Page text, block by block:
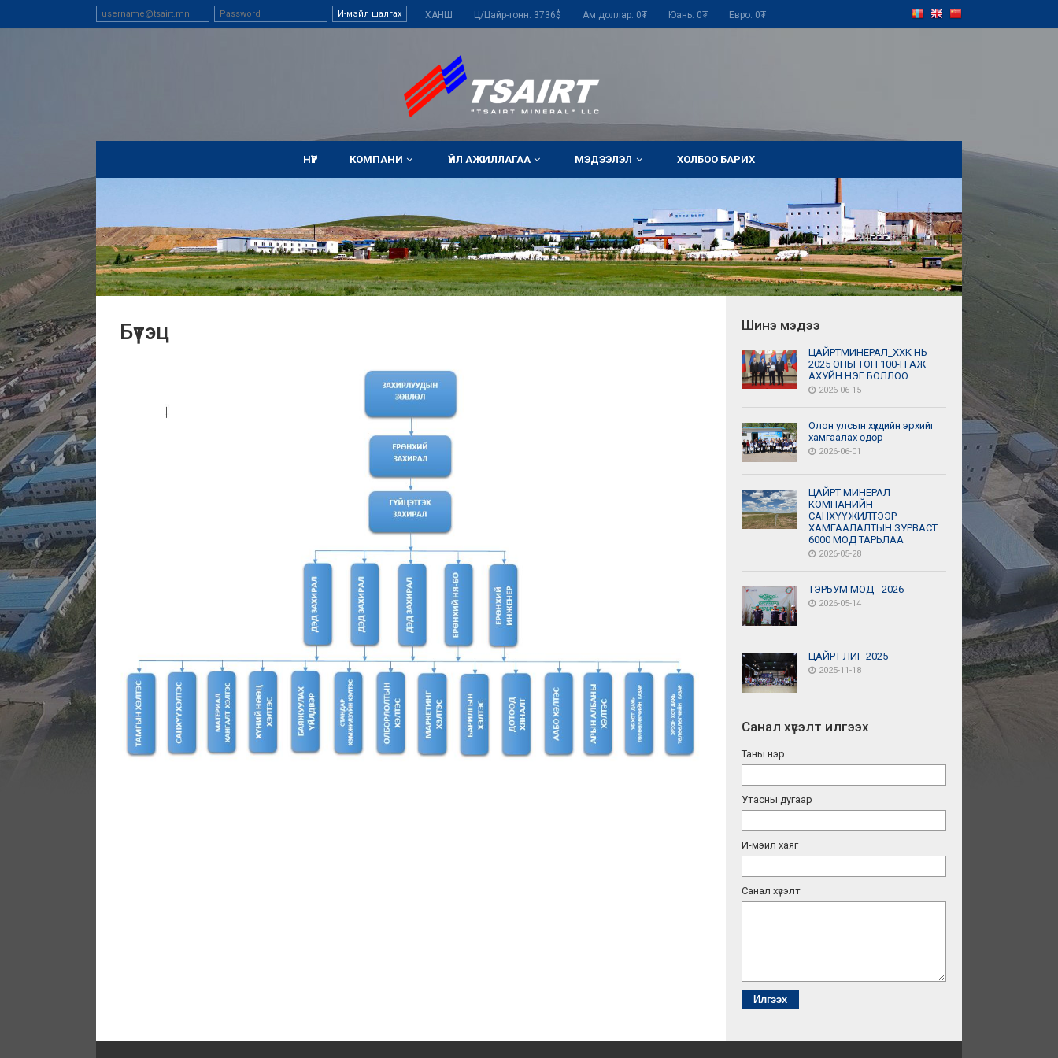
ХАНШ Ц/Цайр-тонн: 3736$ Ам.доллар: 0₮ Юань: 0₮ Евро: 0₮
НҮҮР КОМПАНИ ҮЙЛ АЖИЛЛАГАА МЭДЭЭЛЭЛ ХОЛБОО БАРИХ
Бүтэц Шинэ мэдээ
ЦАЙРТМИНЕРАЛ_ХХК НЬ
2025 ОНЫ ТОП 100-Н АЖ
АХУЙН НЭГ БОЛЛОО.
2026-06-15
Олон улсын хүүхдийн эрхийг
хамгаалах өдөр
2026-06-01
ЦАЙРТ МИНЕРАЛ
КОМПАНИЙН
САНХҮҮЖИЛТЭЭР
ХАМГААЛАЛТЫН ЗУРВАСТ
6000 МОД ТАРЬЛАА
2026-05-28
ТЭРБУМ МОД - 2026
2026-05-14
ЦАЙРТ ЛИГ-2025
2025-11-18
Санал хүсэлт илгээх
Таны нэр
Утасны дугаар
И-мэйл хаяг
Санал хүсэлт